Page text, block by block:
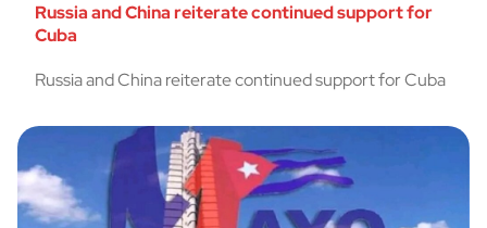
Russia and China reiterate continued support for
Cuba
Russia and China reiterate continued support for Cuba